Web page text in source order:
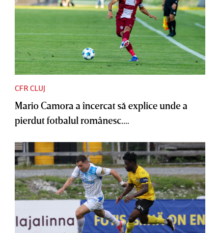
CFR CLUJ
Mario Camora a încercat să explice unde a
pierdut fotbalul românesc....